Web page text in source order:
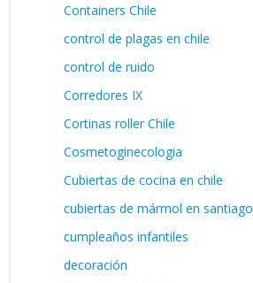
Containers Chile
control de plagas en chile
control de ruido
Corredores IX
Cortinas roller Chile
Cosmetoginecologia
Cubiertas de cocina en chile
cubiertas de mármol en santiago
cumpleaños infantiles
decoración